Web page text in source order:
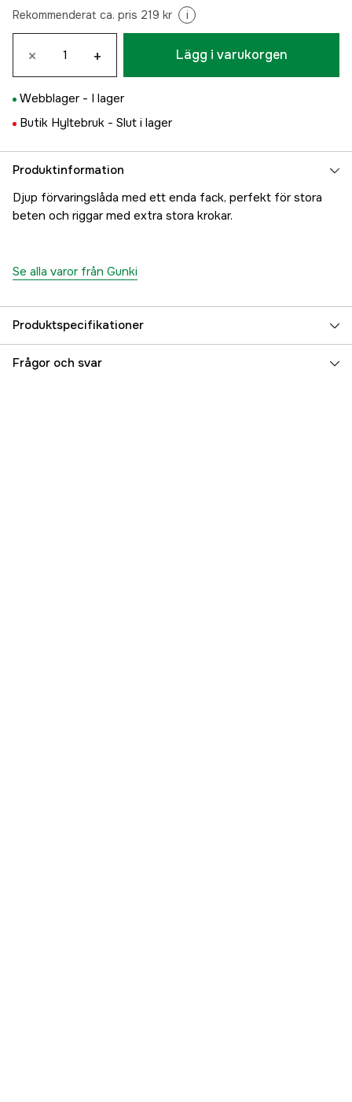
Rekommenderat ca. pris 219 kr i
× + Lägg i varukorgen
Webblager - I lager
Butik Hyltebruk - Slut i lager
Produktinformation
Djup förvaringslåda med ett enda fack, perfekt för stora
beten och riggar med extra stora krokar.
Se alla varor från Gunki
Produktspecifikationer
Referensnummer 5000086636
Frågor och svar